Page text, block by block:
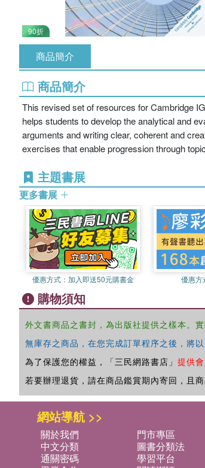
90折
商品簡介
商品簡介
This revised set of resources for Cambridge
helps students to develop the analytical and
arguments and writing clear, coherent and
exercises that enable progression through
主題書展
更多書展
優惠方式： 加入即送50元購書金 優惠方
購物須知
外文書商品之書封，為出版社提供之樣本。
無庫存之商品，在您完成訂單程序之後，將
為了保護您的權益，「三民網路書店」 提供
若要辦理退貨，請在商品鑑賞期內寄回，且
網站導航 >>
關於我們 門市專區
中文分類
圖書分類法
通關密碼
學習平台